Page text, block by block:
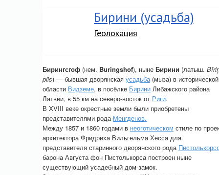
Бирини (усадьба)
Геолокация
Бирингсгоф (нем. Buringshof), ныне Бирини (латыш.
pils) — бывшая дворянская усадьба(мыза) в исторической
области Видземе, в посёлке Бирини Либажского района
Латвии, в 55 км на северо-восток от Риги.
В XVIII веке окрестные земли были приобретены
представителями рода Менгденов.
Между 1857 и 1860 годами в неоготическом стиле по
архитектора Фридриха Вильгельма Хесса для
представителя старинного дворянского рода
барона Августа фон Пистолькорса построен ныне
существующий усадебный дом-замок.